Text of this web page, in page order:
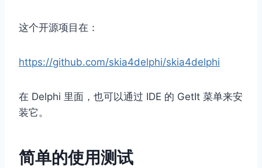
这个开源项目在：
https://github.com/skia4delphi/skia4delphi
在 Delphi 里面，也可以通过 IDE 的 GetIt 菜单来安
装它。
简单的使用测试